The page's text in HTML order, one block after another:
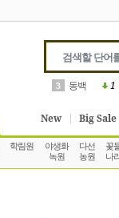
3 동백 1
New Big Sale
학림원
야생화
녹원
다선
농원
꽃
나